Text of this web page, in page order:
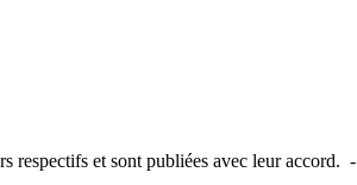
respectifs et sont publiées avec leur accord. -